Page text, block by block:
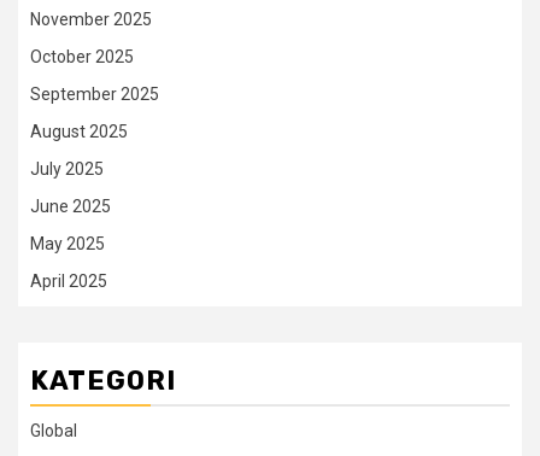
November 2025
October 2025
September 2025
August 2025
July 2025
June 2025
May 2025
April 2025
KATEGORI
Global